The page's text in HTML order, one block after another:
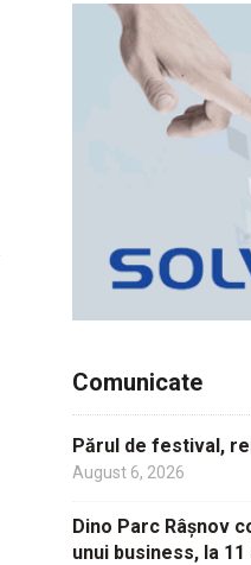
Comunicate
Părul de festival,
August 6, 2026
Dino Parc Râșnov
unui business, la 11